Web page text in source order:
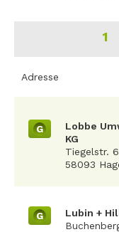
1
Adresse
G
Lobbe
KG
Tiegelstr.
58093
G
Lubin +